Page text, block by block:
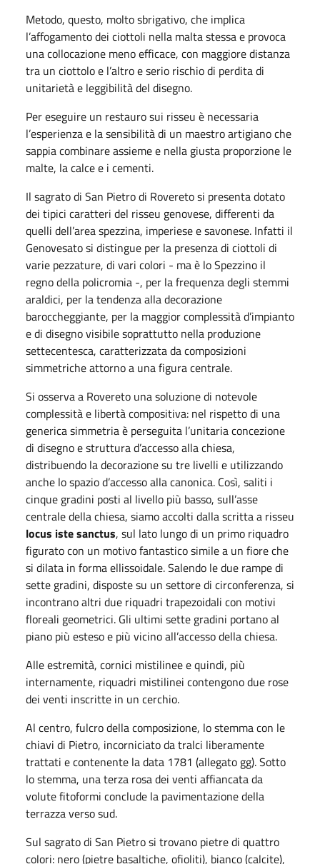
Metodo, questo, molto sbrigativo, che implica
l’affogamento dei ciottoli nella malta stessa e provoca
una collocazione meno efficace, con maggiore distanza
tra un ciottolo e l’altro e serio rischio di perdita di
unitarietà e leggibilità del disegno.
Per eseguire un restauro sui risseu è necessaria
l’esperienza e la sensibilità di un maestro artigiano che
sappia combinare assieme e nella giusta proporzione le
malte, la calce e i cementi.
Il sagrato di San Pietro di Rovereto si presenta dotato
dei tipici caratteri del risseu genovese, differenti da
quelli dell’area spezzina, imperiese e savonese. Infatti il
Genovesato si distingue per la presenza di ciottoli di
varie pezzature, di vari colori - ma è lo Spezzino il
regno della policromia -, per la frequenza degli stemmi
araldici, per la tendenza alla decorazione
baroccheggiante, per la maggior complessità d’impianto
e di disegno visibile soprattutto nella produzione
settecentesca, caratterizzata da composizioni
simmetriche attorno a una figura centrale.
Si osserva a Rovereto una soluzione di notevole
complessità e libertà compositiva: nel rispetto di una
generica simmetria è perseguita l’unitaria concezione
di disegno e struttura d’accesso alla chiesa,
distribuendo la decorazione su tre livelli e utilizzando
anche lo spazio d’accesso alla canonica. Così, saliti i
cinque gradini posti al livello più basso, sull’asse
centrale della chiesa, siamo accolti dalla scritta a risseu
locus iste sanctus, sul lato lungo di un primo riquadro
figurato con un motivo fantastico simile a un fiore che
si dilata in forma ellissoidale. Salendo le due rampe di
sette gradini, disposte su un settore di circonferenza, si
incontrano altri due riquadri trapezoidali con motivi
floreali geometrici. Gli ultimi sette gradini portano al
piano più esteso e più vicino all’accesso della chiesa.
Alle estremità, cornici mistilinee e quindi, più
internamente, riquadri mistilinei contengono due rose
dei venti inscritte in un cerchio.
Al centro, fulcro della composizione, lo stemma con le
chiavi di Pietro, incorniciato da tralci liberamente
trattati e contenente la data 1781 (allegato gg). Sotto
lo stemma, una terza rosa dei venti affiancata da
volute fitoformi conclude la pavimentazione della
terrazza verso sud.
Sul sagrato di San Pietro si trovano pietre di quattro
colori: nero (pietre basaltiche, ofioliti), bianco (calcite),